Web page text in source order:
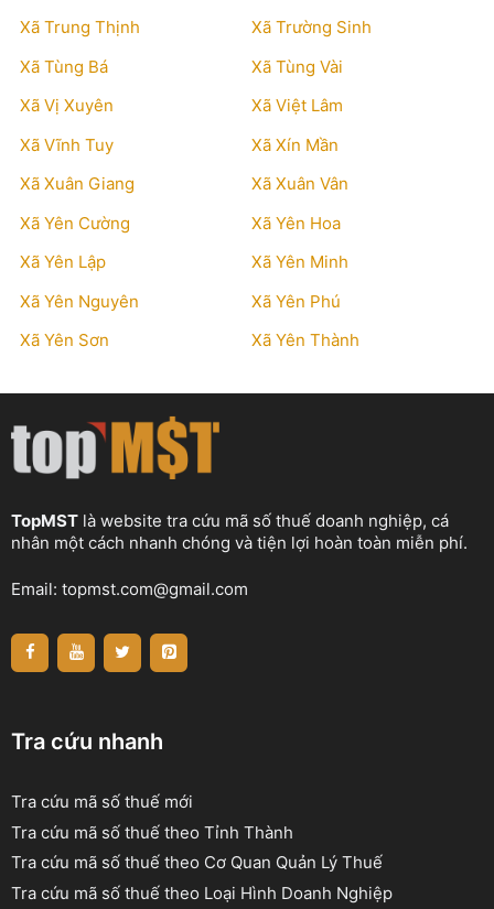
Xã Trung Thịnh
Xã Trường Sinh
Xã Tùng Bá
Xã Tùng Vài
Xã Vị Xuyên
Xã Việt Lâm
Xã Vĩnh Tuy
Xã Xín Mần
Xã Xuân Giang
Xã Xuân Vân
Xã Yên Cường
Xã Yên Hoa
Xã Yên Lập
Xã Yên Minh
Xã Yên Nguyên
Xã Yên Phú
Xã Yên Sơn
Xã Yên Thành
TopMST là website tra cứu mã số thuế doanh nghiệp, cá
nhân một cách nhanh chóng và tiện lợi hoàn toàn miễn phí.
Email: topmst.com@gmail.com
Tra cứu nhanh
Tra cứu mã số thuế mới
Tra cứu mã số thuế theo Tỉnh Thành
Tra cứu mã số thuế theo Cơ Quan Quản Lý Thuế
Tra cứu mã số thuế theo Loại Hình Doanh Nghiệp